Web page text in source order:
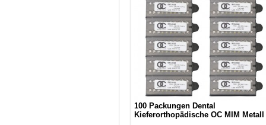
100 Packungen Dental
Kieferorthopädische OC MIM Metall